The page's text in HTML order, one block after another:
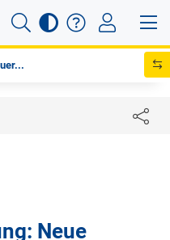
Neue